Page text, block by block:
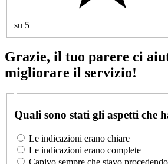
su 5
Grazie, il tuo parere ci
migliorare il servizio!
Quali sono stati gli aspetti che
Le indicazioni erano chiare
Le indicazioni erano complete